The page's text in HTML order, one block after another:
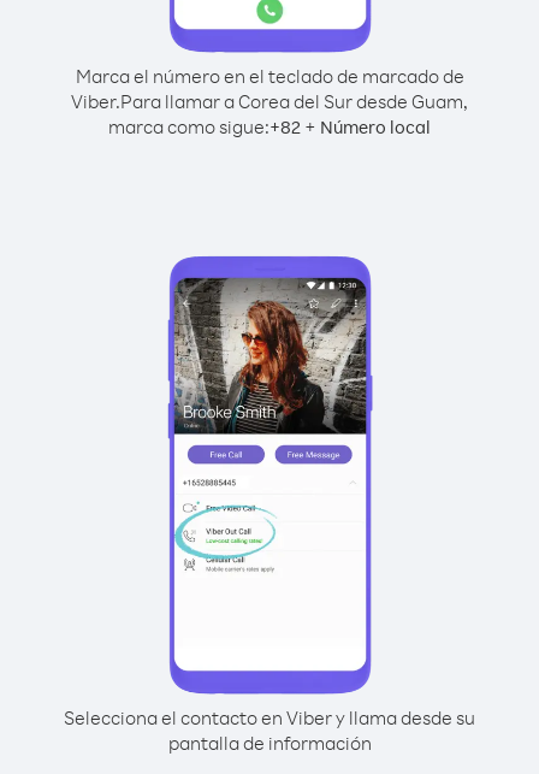
Marca el número en el teclado de marcado de
Viber.Para llamar a Corea del Sur desde Guam,
marca como sigue:+82 + Número local
Selecciona el contacto en Viber y llama desde su
pantalla de información